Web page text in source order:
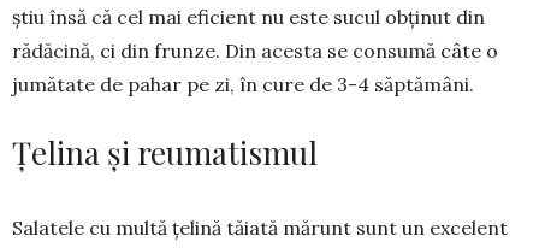
știu însă că cel mai eficient nu este sucul obținut din
rădăcină, ci din frunze. Din acesta se consumă câte o
jumătate de pahar pe zi, în cure de 3-4 săptămâni.
Țelina și reumatismul
Salatele cu multă țelină tăiată mărunt sunt un ex­ce­lent